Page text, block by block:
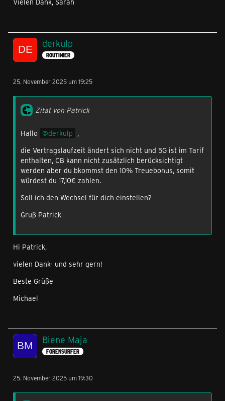
Vielen Dank, Sarah
derkulp
ROUTINIER
25. November 2025 um 19:25
Zitat von Patrick
Hallo derkulp ,
die Vertragslaufzeit ändert sich nicht und 5G ist im Tarif
enthalten, CB kann nicht zusätzlich berücksichtigt
werden aber du bkommst den 10% Treuebonus, somit
würdest du 17,10€ zahlen.
Soll ich den Wechsel für dich einstellen?
Gruß Patrick
Hi Patrick,
vielen Dank- und sehr gern!
Beste Grüße
Michael
Biene Maja
FORENSURFER
25. November 2025 um 19:30